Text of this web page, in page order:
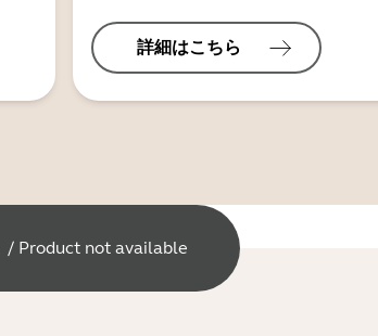
詳細はこちら
/ Product not available